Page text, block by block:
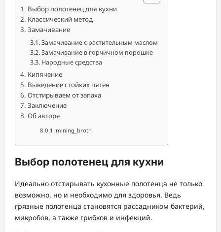
Выбор полотенец для кухни
Классический метод
Замачивание
Замачивание с растительным маслом
Замачивание в горчичном порошке
Народные средства
Кипячение
Выведение стойких пятен
Отстирываем от запаха
Заключение
Об авторе
mining_broth
Выбор полотенец для кухни
Идеально отстирывать кухонные полотенца не только
возможно, но и необходимо для здоровья. Ведь
грязные полотенца становятся рассадником бактерий,
микробов, а также грибков и инфекций.